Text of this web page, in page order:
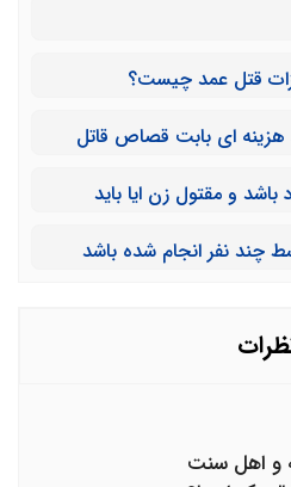
هزینه ای بابت قصاص قاتل
و مقتول زن ایا باید
چند نفر انجام شده باشد
و اهل سنت